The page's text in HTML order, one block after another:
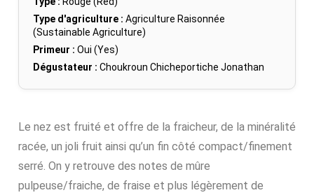
Type d'agriculture : Agriculture Raisonnée
(Sustainable Agriculture)
Primeur : Oui (Yes)
Dégustateur : Choukroun Chicheportiche Jonathan
Le nez est fruité et offre de la fraicheur, de la minéralité
racée, un joli fruit ainsi qu’un fin côté compact/finement
serré. On y retrouve des notes de mûre
pulpeuse/fraiche, de fraise et plus légèrement de